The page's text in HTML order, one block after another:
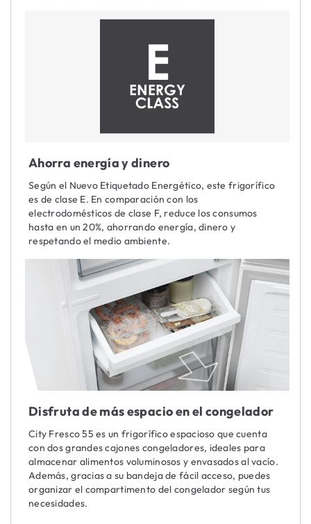
Ahorra energía y dinero
Según el Nuevo Etiquetado Energético, este frigorífico
es de clase E. En comparación con los
electrodomésticos de clase F, reduce los consumos
hasta en un 20%, ahorrando energía, dinero y
respetando el medio ambiente.
Disfruta de más espacio en el congelador
City Fresco 55 es un frigorífico espacioso que cuenta
con dos grandes cajones congeladores, ideales para
almacenar alimentos voluminosos y envasados al vacío.
Además, gracias a su bandeja de fácil acceso, puedes
organizar el compartimento del congelador según tus
necesidades.